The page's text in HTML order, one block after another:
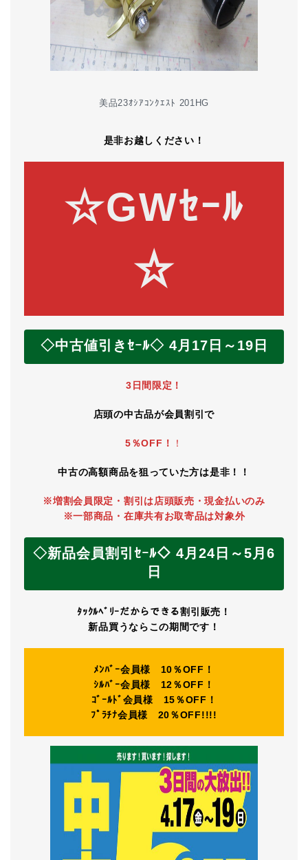
美品23ｵｼｱｺﾝｸｴｽﾄ 201HG
是非お越しください！
☆GWｾｰﾙ
☆
◇中古値引きｾｰﾙ◇ 4月17日～19日
3日間限定！
店頭の中古品が会員割引で
5％OFF！ ！
中古の高額商品を狙っていた方は是非！！
※増割会員限定・割引は店頭販売・現金払いのみ
※一部商品・在庫共有お取寄品は対象外
◇新品会員割引ｾｰﾙ◇ 4月24日～5月6
日
ﾀｯｸﾙﾍﾞﾘｰだからできる割引販売！
新品買うならこの期間です！
ﾒﾝﾊﾞｰ会員様 10％OFF！
ｼﾙﾊﾞｰ会員様 12％OFF！
ｺﾞｰﾙﾄﾞ会員様 15％OFF！
ﾌﾟﾗﾁﾅ会員様 20％OFF!!!!